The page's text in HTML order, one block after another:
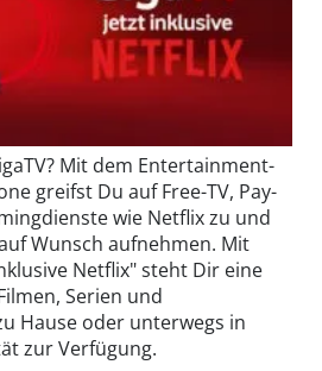
Mit dem Entertainment-
greifst Du auf Free-TV, Pay-
wie Netflix zu und
Wunsch aufnehmen. Mit
Netflix" steht Dir eine
Serien und
Hause oder unterwegs in
zur Verfügung.